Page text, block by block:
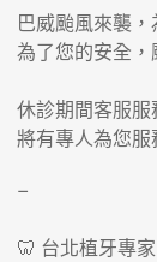
巴威颱風來襲
為了您的安全，
休診期間客服
將有專人為您服
–
🦷 台北植牙專